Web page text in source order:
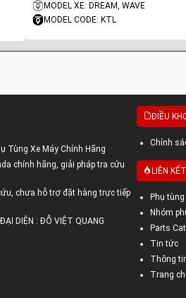
MODEL XE: DREAM, WAVE
MODEL CODE: KTL
Tùng Xe Máy Chính Hãng
chính hãng, giải pháp tra cứu
chưa hỗ trợ đặt hàng trực tiếp
DIỆN : ĐỖ VIỆT QUANG
ĐIỀU
Chính
LIÊN
Phụ
Nhóm
Parts
Tin tức
Thông
Trang